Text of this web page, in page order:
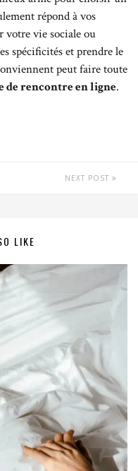
répond à vos
votre vie sociale ou
spécificités et prendre le
peut faire toute
de rencontre en ligne.
NEXT POST
LIKE